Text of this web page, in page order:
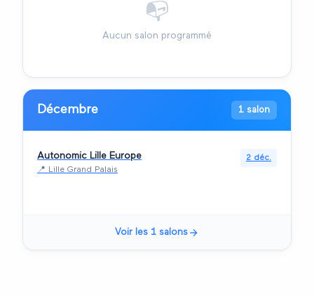
📭
Aucun salon programmé
Décembre 1 salon
Autonomic Lille Europe
📍 Lille Grand Palais
2 déc.
Voir les 1 salons